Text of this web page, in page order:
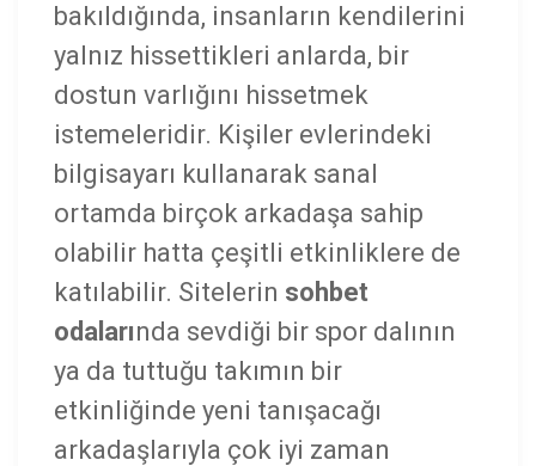
bakıldığında, insanların kendilerini
yalnız hissettikleri anlarda, bir
dostun varlığını hissetmek
istemeleridir. Kişiler evlerindeki
bilgisayarı kullanarak sanal
ortamda birçok arkadaşa sahip
olabilir hatta çeşitli etkinliklere de
katılabilir. Sitelerin sohbet
odalarında sevdiği bir spor dalının
ya da tuttuğu takımın bir
etkinliğinde yeni tanışacağı
arkadaşlarıyla çok iyi zaman